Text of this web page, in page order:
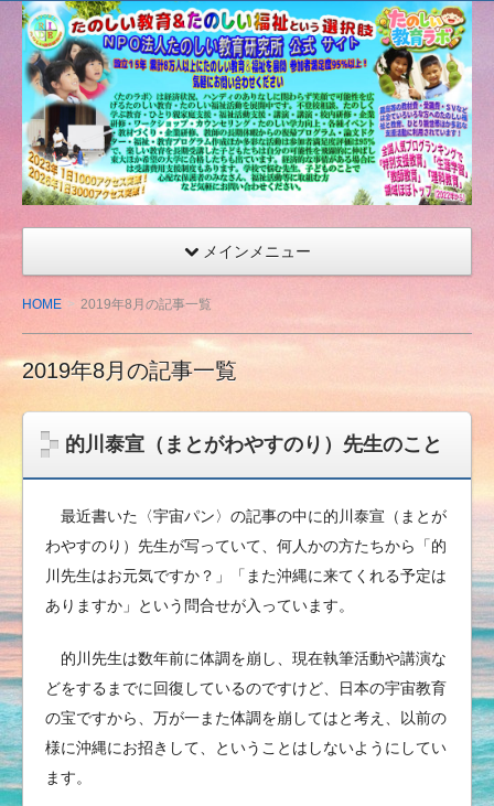
たの
しい
教育
研究
所
（沖
縄）
公式
ト
メインメニュー
HOME 2019年8月の記事一覧
2019年8月の記事一覧
的川泰宣（まとがわやすのり）先生のこと
最近書いた〈宇宙パン〉の記事の中に的川泰宣（まとが
わやすのり）先生が写っていて、何人かの方たちから「的
川先生はお元気ですか？」「また沖縄に来てくれる予定は
ありますか」という問合せが入っています。
的川先生は数年前に体調を崩し、現在執筆活動や講演な
どをするまでに回復しているのですけど、日本の宇宙教育
の宝ですから、万が一また体調を崩してはと考え、以前の
様に沖縄にお招きして、ということはしないようにしてい
ます。